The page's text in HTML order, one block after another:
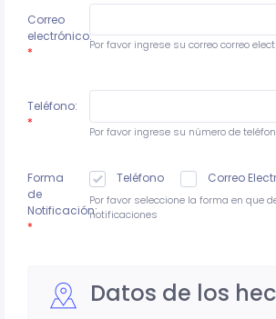
Correo
electrónico:
*
Por favor ingrese su correo correo
Teléfono:
*
Por favor ingrese su número de
Forma
de
Notificación:
*
Teléfono Correo
Por favor seleccione la forma en que
notificaciones
Datos de los